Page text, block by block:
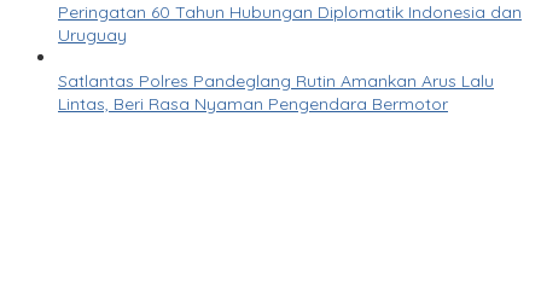
Peringatan 60 Tahun Hubungan Diplomatik Indonesia dan
Uruguay
Satlantas Polres Pandeglang Rutin Amankan Arus Lalu
Lintas, Beri Rasa Nyaman Pengendara Bermotor